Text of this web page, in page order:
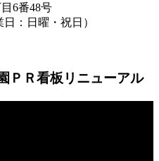
6番48号
：日曜・祝日）
ＰＲ看板リニューアル